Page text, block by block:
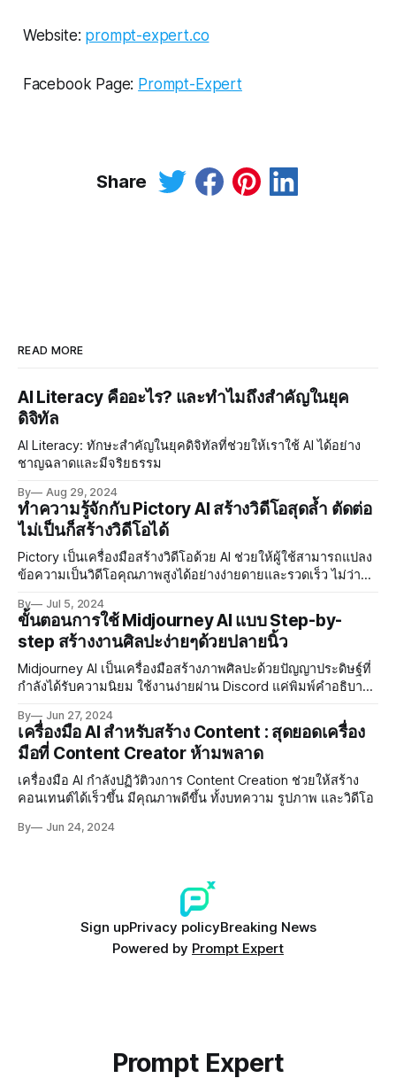
Website: prompt-expert.co
Facebook Page: Prompt-Expert
Share
READ MORE
AI Literacy คืออะไร? และทำไมถึงสำคัญในยุค
ดิจิทัล
AI Literacy: ทักษะสำคัญในยุคดิจิทัลที่ช่วยให้เราใช้ AI ได้อย่าง
ชาญฉลาดและมีจริยธรรม
By Aug 29, 2024
ทำความรู้จักกับ Pictory AI สร้างวิดีโอสุดล้ำ ตัดต่อ
ไม่เป็นก็สร้างวิดีโอได้
Pictory เป็นเครื่องมือสร้างวิดีโอด้วย AI ช่วยให้ผู้ใช้สามารถแปลง
ข้อความเป็นวิดีโอคุณภาพสูงได้อย่างง่ายดายและรวดเร็ว ไม่ว่า
By Jul 5, 2024
ขั้นตอนการใช้ Midjourney AI แบบ Step-by-
step สร้างงานศิลปะง่ายๆด้วยปลายนิ้ว
Midjourney AI เป็นเครื่องมือสร้างภาพศิลปะด้วยปัญญาประดิษฐ์ที่
กำลังได้รับความนิยม ใช้งานง่ายผ่าน Discord แค่พิมพ์คำอธิบาย
ทันที เหมาะสำหรับนักออกแบบ นักการตลาด และผู้ที่ชื่นชอบงาน
ศิลปะดิจิทัล
By Jun 27, 2024
เครื่องมือ AI สำหรับสร้าง Content : สุดยอดเครื่อง
มือที่ Content Creator ห้ามพลาด
เครื่องมือ AI กำลังปฏิวัติวงการ Content Creation ช่วยให้สร้าง
คอนเทนต์ได้เร็วขึ้น มีคุณภาพดีขึ้น ทั้งบทความ รูปภาพ และวิดีโอ
By Jun 24, 2024
Sign upPrivacy policyBreaking News
Powered by Prompt Expert
Prompt Expert